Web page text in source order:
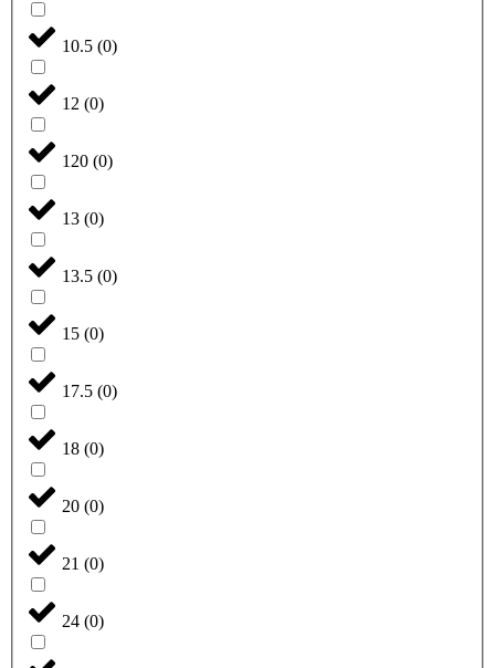
10.5 (0)
12 (0)
120 (0)
13 (0)
13.5 (0)
15 (0)
17.5 (0)
18 (0)
20 (0)
21 (0)
24 (0)